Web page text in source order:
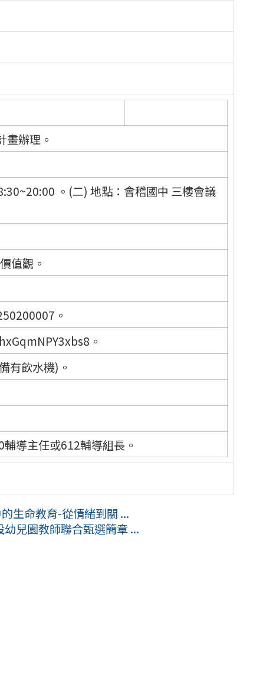
畫辦理。
。(二) 地點：會稽國中 三樓會議
值觀。
。
。
有飲水機)。
導主任或612輔導組長。
生命教育-從情緒到關 ...
兒園教師聯合甄選簡章 ...